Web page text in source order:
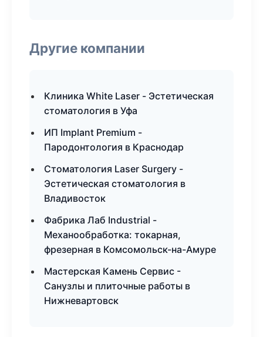
Другие компании
Клиника White Laser - Эстетическая
стоматология в Уфа
ИП Implant Premium -
Пародонтология в Краснодар
Стоматология Laser Surgery -
Эстетическая стоматология в
Владивосток
Фабрика Лаб Industrial -
Механообработка: токарная,
фрезерная в Комсомольск-на-Амуре
Мастерская Камень Сервис -
Санузлы и плиточные работы в
Нижневартовск